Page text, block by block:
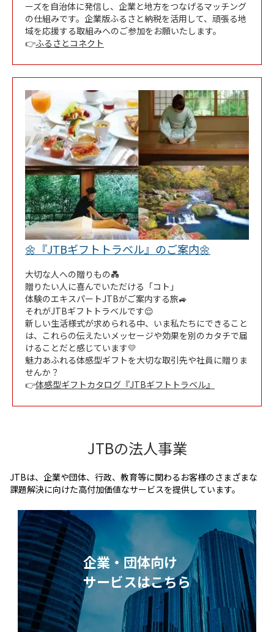
ーズを自治体に発信し、企業と地方をつなげるマッチング
の仕組みです。企業版ふるさと納税を活用して、頑張る地
域を応援する取組みへのご参加をお願いたします。
👉ふるさとコネクト
🌼『JTBギフトトラベル』のご案内🌼
大切な人への贈りもの💑
贈りたい人に喜んでいただける「コト」
体験のエキスパートJTBがご案内する旅🚙
それがJTBギフトトラベルです😌
新しい生活様式が求められる中、いま私たちにできること
は、これらの伝えたいメッセージや効果を別のカタチで届
けることだと感じています💛
魅力あふれる体感型ギフトを大切な取引先や社員に贈りま
せんか？
👉体感型ギフトカタログ『JTBギフトトラベル』
JTBの法人事業
JTBは、企業や団体、行政、教育等に関わるお客様のさまざまな
課題解決に向けた高付加価値なサービスを提供しています。
企業・団体向け
サービスはこちら